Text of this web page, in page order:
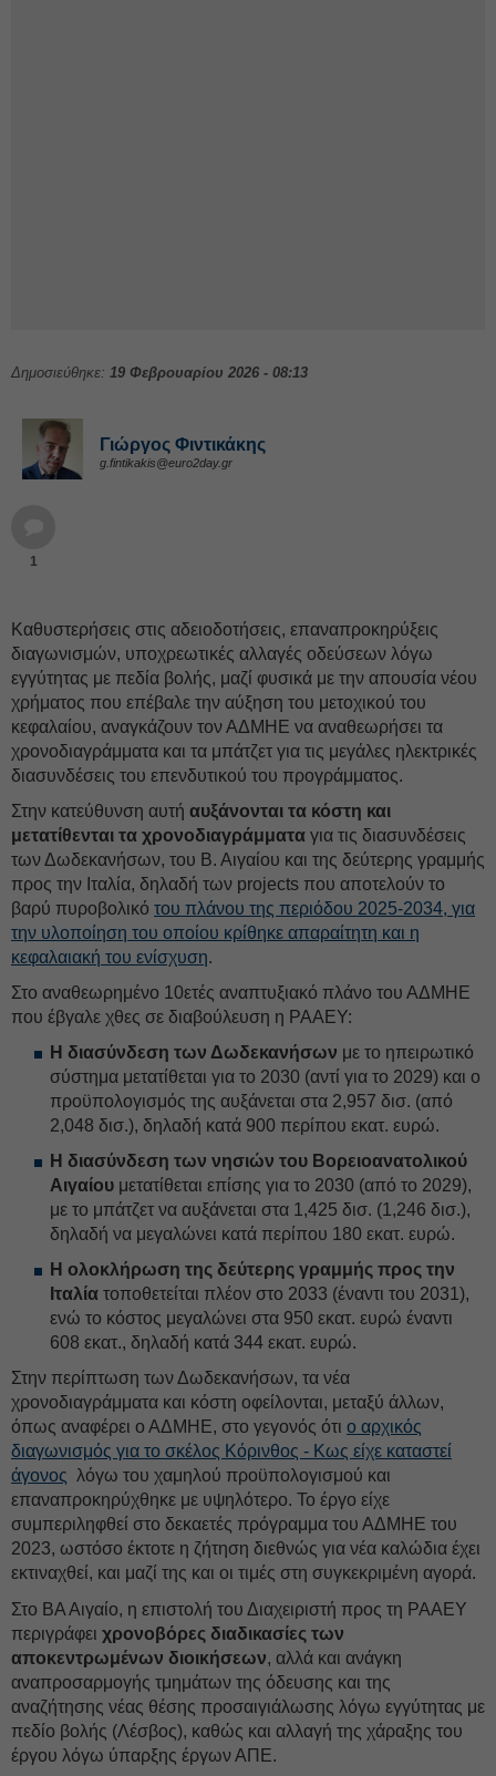
Δημοσιεύθηκε: 19 Φεβρουαρίου 2026 - 08:13
Γιώργος Φιντικάκης
g.fintikakis@euro2day.gr
1
Καθυστερήσεις στις αδειοδοτήσεις, επαναπροκηρύξεις
διαγωνισμών, υποχρεωτικές αλλαγές οδεύσεων λόγω
εγγύτητας με πεδία βολής, μαζί φυσικά με την απουσία νέου
χρήματος που επέβαλε την αύξηση του μετοχικού του
κεφαλαίου, αναγκάζουν τον ΑΔΜΗΕ να αναθεωρήσει τα
χρονοδιαγράμματα και τα μπάτζετ για τις μεγάλες ηλεκτρικές
διασυνδέσεις του επενδυτικού του προγράμματος.
Στην κατεύθυνση αυτή αυξάνονται τα κόστη και
μετατίθενται τα χρονοδιαγράμματα για τις διασυνδέσεις
των Δωδεκανήσων, του Β. Αιγαίου και της δεύτερης γραμμής
προς την Ιταλία, δηλαδή των projects που αποτελούν το
βαρύ πυροβολικό του πλάνου της περιόδου 2025-2034, για
την υλοποίηση του οποίου κρίθηκε απαραίτητη και η
κεφαλαιακή του ενίσχυση.
Στο αναθεωρημένο 10ετές αναπτυξιακό πλάνο του ΑΔΜΗΕ
που έβγαλε χθες σε διαβούλευση η ΡΑΑΕΥ:
Η διασύνδεση των Δωδεκανήσων με το ηπειρωτικό
σύστημα μετατίθεται για το 2030 (αντί για το 2029) και ο
προϋπολογισμός της αυξάνεται στα 2,957 δισ. (από
2,048 δισ.), δηλαδή κατά 900 περίπου εκατ. ευρώ.
Η διασύνδεση των νησιών του Βορειοανατολικού
Αιγαίου μετατίθεται επίσης για το 2030 (από το 2029),
με το μπάτζετ να αυξάνεται στα 1,425 δισ. (1,246 δισ.),
δηλαδή να μεγαλώνει κατά περίπου 180 εκατ. ευρώ.
Η ολοκλήρωση της δεύτερης γραμμής προς την
Ιταλία τοποθετείται πλέον στο 2033 (έναντι του 2031),
ενώ το κόστος μεγαλώνει στα 950 εκατ. ευρώ έναντι
608 εκατ., δηλαδή κατά 344 εκατ. ευρώ.
Στην περίπτωση των Δωδεκανήσων, τα νέα
χρονοδιαγράμματα και κόστη οφείλονται, μεταξύ άλλων,
όπως αναφέρει ο ΑΔΜΗΕ, στο γεγονός ότι ο αρχικός
διαγωνισμός για το σκέλος Κόρινθος - Κως είχε καταστεί
άγονος λόγω του χαμηλού προϋπολογισμού και
επαναπροκηρύχθηκε με υψηλότερο. Το έργο είχε
συμπεριληφθεί στο δεκαετές πρόγραμμα του ΑΔΜΗΕ του
2023, ωστόσο έκτοτε η ζήτηση διεθνώς για νέα καλώδια έχει
εκτιναχθεί, και μαζί της και οι τιμές στη συγκεκριμένη αγορά.
Στο ΒΑ Αιγαίο, η επιστολή του Διαχειριστή προς τη ΡΑΑΕΥ
περιγράφει χρονοβόρες διαδικασίες των
αποκεντρωμένων διοικήσεων, αλλά και ανάγκη
αναπροσαρμογής τμημάτων της όδευσης και της
αναζήτησης νέας θέσης προσαιγιάλωσης λόγω εγγύτητας με
πεδίο βολής (Λέσβος), καθώς και αλλαγή της χάραξης του
έργου λόγω ύπαρξης έργων ΑΠΕ.